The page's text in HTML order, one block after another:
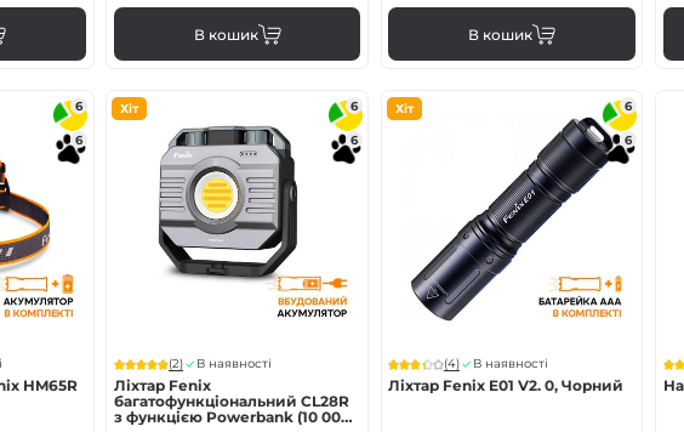
В кошик В кошик
6
6
HM65R
Хіт 6
6
(2) В наявності
Ліхтар Fenix
багатофункціональний CL28R
з функцією Powerbank (10 000
Хіт 6
6
(4) В наявності
Ліхтар Fenix E01 V2. 0, Чорний